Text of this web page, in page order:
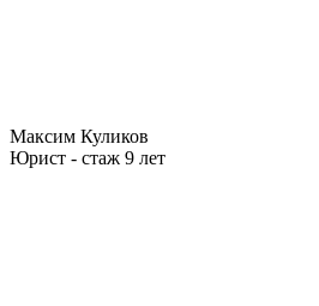
Максим Куликов
Юрист - стаж 9 лет